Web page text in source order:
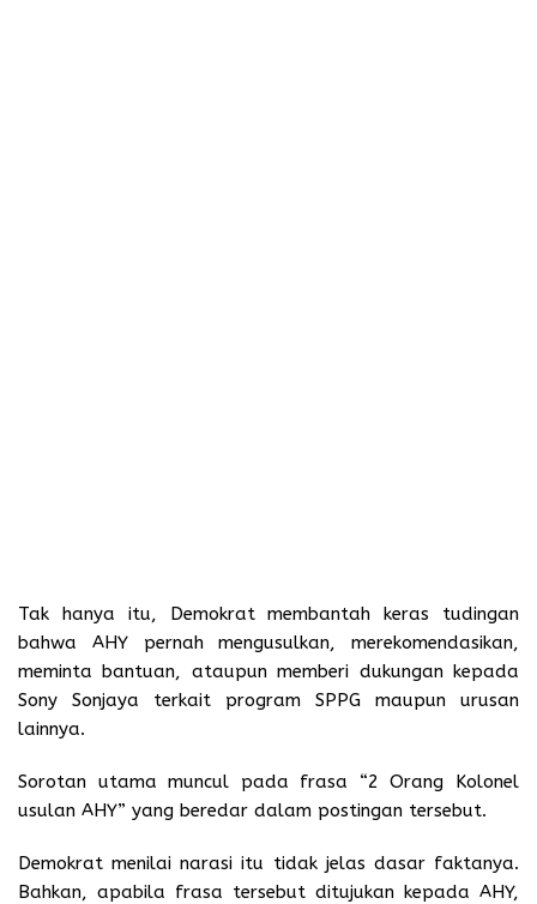
Tak hanya itu, Demokrat membantah keras tudingan
bahwa AHY pernah mengusulkan, merekomendasikan,
meminta bantuan, ataupun memberi dukungan kepada
Sony Sonjaya terkait program SPPG maupun urusan
lainnya.
Sorotan utama muncul pada frasa “2 Orang Kolonel
usulan AHY” yang beredar dalam postingan tersebut.
Demokrat menilai narasi itu tidak jelas dasar faktanya.
Bahkan, apabila frasa tersebut ditujukan kepada AHY,